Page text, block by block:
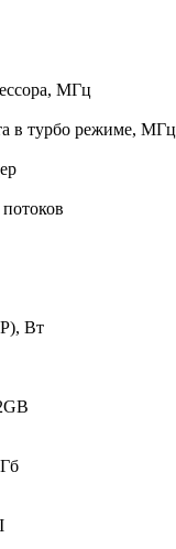
МГц
в турбо режиме, МГц
Вт